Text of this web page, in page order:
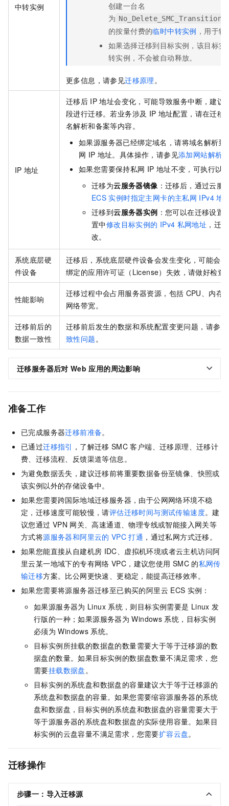
中转实例
创建一台名
为
的按量付费的临时中转实例 ，用于
如果选择迁移到目标实例，该目标实
转实例，不会被自动释放。
更多信息，请参见迁移原理。
IP 地址
迁移后 IP 地址会变化，可能导致服务中断，建议
段进行迁移。若业务涉及 IP 地址配置，请在迁移
名解析和备案等内容。
如果源服务器已经绑定域名，请将域名解析到
网 IP 地址。具体操作，请参见添加网站解析
如果您需要保持私网 IP 地址不变，可执行以
迁移为云服务器镜像 ：迁移后，通过云服
ECS 实例时指定主网卡的主私网 IPv4 地
迁移到云服务器实例 ：您可以在迁移设置
置中修改目标实例的 IPv4 私网地址 ，迁
改。
系统底层硬
件设备
迁移后，系统底层硬件设备会发生变化，可能会
绑定的应用许可证（License）失效，请做好检查
性能影响
迁移过程中会占用服务器资源，包括 CPU、内存
网络带宽。
迁移前后的
数据一致性
迁移前后发生的数据和系统配置变更问题，请参见
致性问题。
迁移服务器后对 Web 应用的周边影响
准备工作
已完成服务器迁移前准备。
已通过迁移指引 ，了解迁移 SMC 客户端、迁移原理、迁移计
费、迁移流程、反馈渠道等信息。
为避免数据丢失，建议迁移前将重要数据备份至镜像、快照或
该实例以外的存储设备中。
如果您需要跨国际地域迁移服务器，由于公网网络环境不稳
定，迁移速度可能较慢，请评估迁移时间与测试传输速度。建
议您通过 VPN 网关、高速通道、物理专线或智能接入网关等
方式将源服务器和阿里云的 VPC 打通 ，通过私网方式迁移。
如果您能直接从自建机房 IDC、虚拟机环境或者云主机访问阿
里云某一地域下的专有网络 VPC，建议您使用 SMC 的私网传
输迁移方案。比公网更快速、更稳定，能提高迁移效率。
如果您需要将源服务器迁移至已购买的阿里云 ECS 实例：
如果源服务器为 Linux 系统，则目标实例需要是 Linux 发
行版的一种；如果源服务器为 Windows 系统，目标实例
必须为 Windows 系统。
目标实例所挂载的数据盘的数量需要大于等于迁移源的数
据盘的数量。如果目标实例的数据盘数量不满足需求，您
需要挂载数据盘。
目标实例的系统盘和数据盘的容量建议大于等于迁移源的
系统盘和数据盘的容量。如果您需要缩容源服务器的系统
盘和数据盘，目标实例的系统盘和数据盘的容量需要大于
等于源服务器的系统盘和数据盘的实际使用容量。如果目
标实例的云盘容量不满足需求，您需要扩容云盘。
迁移操作
步骤一：导入迁移源